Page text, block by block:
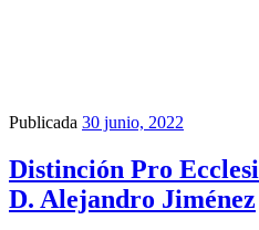
Publicada 30 junio, 2022
Distinción Pro
D. Alejandro Jiménez